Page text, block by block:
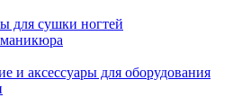
для сушки ногтей
и аксессуары для оборудования